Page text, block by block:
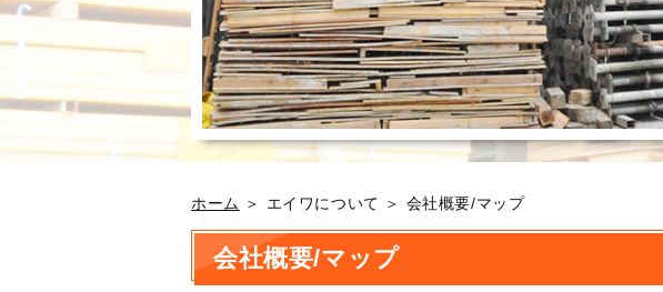
ホーム ＞ エイワについて ＞ 会社概要/マップ
会社概要/マップ